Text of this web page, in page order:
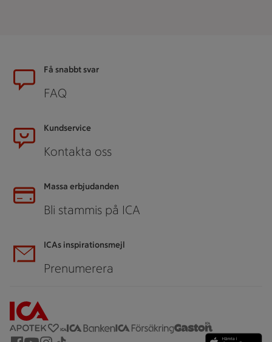
SidfotFå snabbt svar
FAQ
Kundservice
Kontakta oss
Massa erbjudanden
Bli stammis på ICA
ICAs inspirationsmejl
Prenumerera